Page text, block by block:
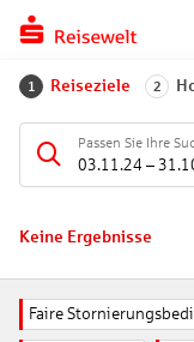
1 Reiseziele 2
Passen Sie Ihre
03.11.24 –
Keine Ergebnisse
Faire